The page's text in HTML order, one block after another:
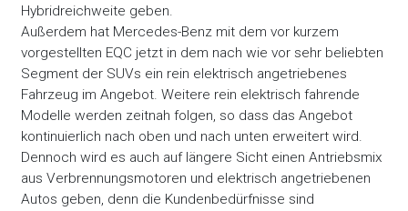
Hybridreichweite geben.
Außerdem hat Mercedes-Benz mit dem vor kurzem
vorgestellten EQC jetzt in dem nach wie vor sehr beliebten
Segment der SUVs ein rein elektrisch angetriebenes
Fahrzeug im Angebot. Weitere rein elektrisch fahrende
Modelle werden zeitnah folgen, so dass das Angebot
kontinuierlich nach oben und nach unten erweitert wird.
Dennoch wird es auch auf längere Sicht einen Antriebsmix
aus Verbrennungsmotoren und elektrisch angetriebenen
Autos geben, denn die Kundenbedürfnisse sind